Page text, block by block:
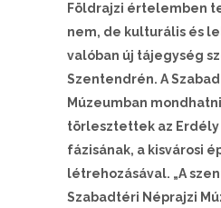
Földrajzi értelemben
nem, de kulturális és
valóban új tájegység
Szentendrén. A
Múzeumban
törlesztettek az Erdély
fázisának, a kisvárosi
létrehozásával. „A
Szabadtéri Néprajzi